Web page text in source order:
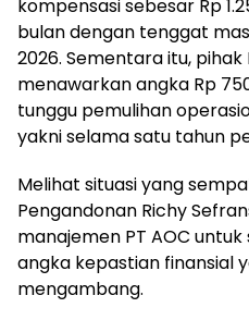
kompensasi sebesar Rp
bulan dengan tenggat
2026. Sementara itu,
menawarkan angka Rp
tunggu pemulihan
yakni selama satu tahun
Melihat situasi yang
Pengandonan Richy
manajemen PT AOC
angka kepastian finansial
mengambang.